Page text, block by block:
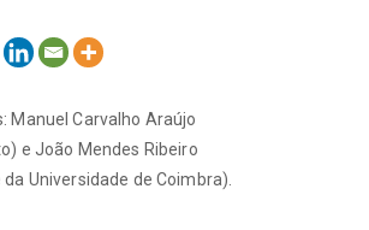
Manuel Carvalho Araújo
e João Mendes Ribeiro
Universidade de Coimbra).